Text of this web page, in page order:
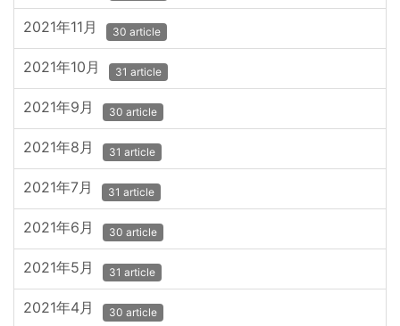
2021年11月 30 article
2021年10月 31 article
2021年9月 30 article
2021年8月 31 article
2021年7月 31 article
2021年6月 30 article
2021年5月 31 article
2021年4月 30 article